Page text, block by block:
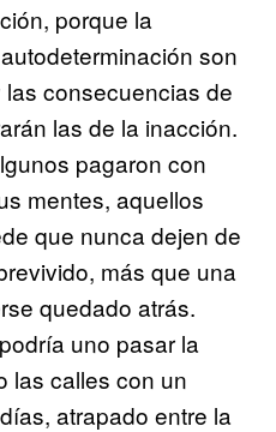
porque la
son
consecuencias de
las de la inacción.
pagaron con
mentes, aquellos
que nunca dejen de
más que una
quedado atrás.
uno pasar la
las calles con un
atrapado entre la